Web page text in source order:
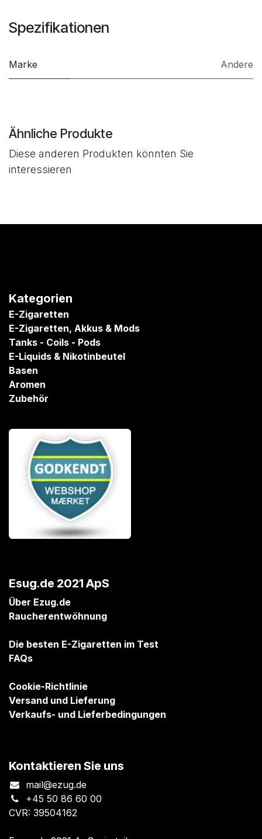
Spezifikationen
Marke Andere
Ähnliche Produkte
Diese anderen Produkten könnten Sie
interessieren
Kategorien
E-Zigaretten
E-Zigaretten, Akkus & Mods
Tanks - Coils - Pods
E-Liquids & Nikotinbeutel
Basen
Aromen
Zubehör
Esug.de 2021 ApS
Über Ezug.de
Raucherentwöhnung
Die besten E-Zigaretten im Test
FAQs
Cookie-Richtlinie
Versand und Lieferung
Verkaufs- und Lieferbedingungen
Kontaktieren Sie uns
mail@ezug.de
+45 50 86 60 00
CVR: 39504162